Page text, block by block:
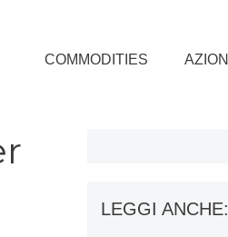
COMMODITIES AZIONI
LEGGI ANCHE: